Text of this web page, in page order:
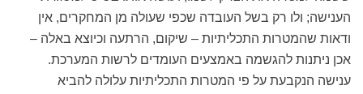
הענישה; ולו רק בשל העובדה שכפי שעולה מן המחקרים, אין
ודאות שהמטרות התכליתיות – שיקום, הרתעה וכיוצא באלה –
אכן ניתנות להגשמה באמצעים העומדים לרשות המערכת.
ענישה הנקבעת על פי המטרות התכליתיות עלולה להביא